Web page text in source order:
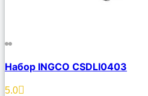
Описание
Избранное
Набор INGCO CSDLI0403
5.0